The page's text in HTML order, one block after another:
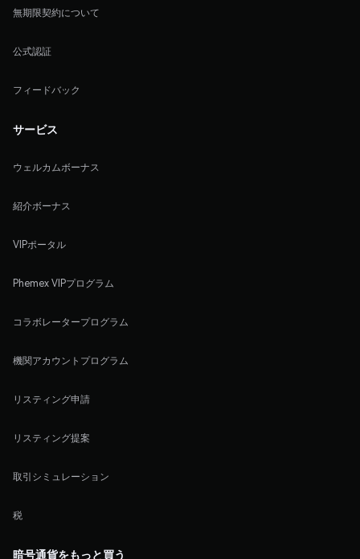
無期限契約について
公式認証
フィードバック
サービス
ウェルカムボーナス
紹介ボーナス
VIPポータル
Phemex VIPプログラム
コラボレータープログラム
機関アカウントプログラム
リスティング申請
リスティング提案
取引シミュレーション
税
暗号通貨をもっと買う